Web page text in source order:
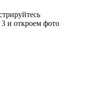
и откроем фото